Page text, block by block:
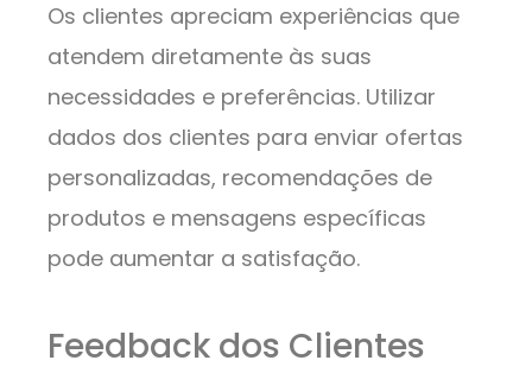
Os clientes apreciam experiências que
atendem diretamente às suas
necessidades e preferências. Utilizar
dados dos clientes para enviar ofertas
personalizadas, recomendações de
produtos e mensagens específicas
pode aumentar a satisfação.
Feedback dos Clientes